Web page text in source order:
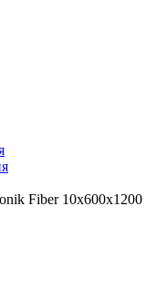
Fiber 10х600х1200